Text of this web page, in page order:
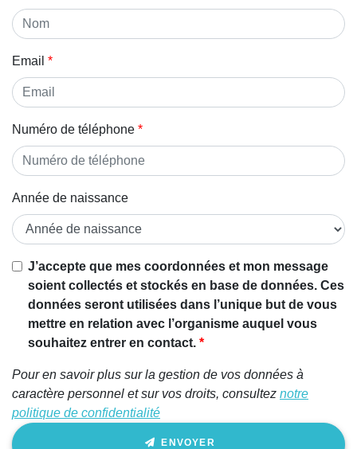
Email
Numéro de téléphone
Année de naissance
J’accepte que mes coordonnées et mon message
soient collectés et stockés en base de données. Ces
données seront utilisées dans l’unique but de vous
mettre en relation avec l’organisme auquel vous
souhaitez entrer en contact.
Pour en savoir plus sur la gestion de vos données à
caractère personnel et sur vos droits, consultez notre
politique de confidentialité
ENVOYER